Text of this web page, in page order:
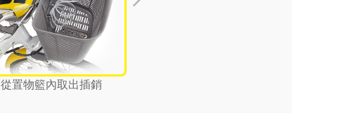
從置物籃內取出插銷